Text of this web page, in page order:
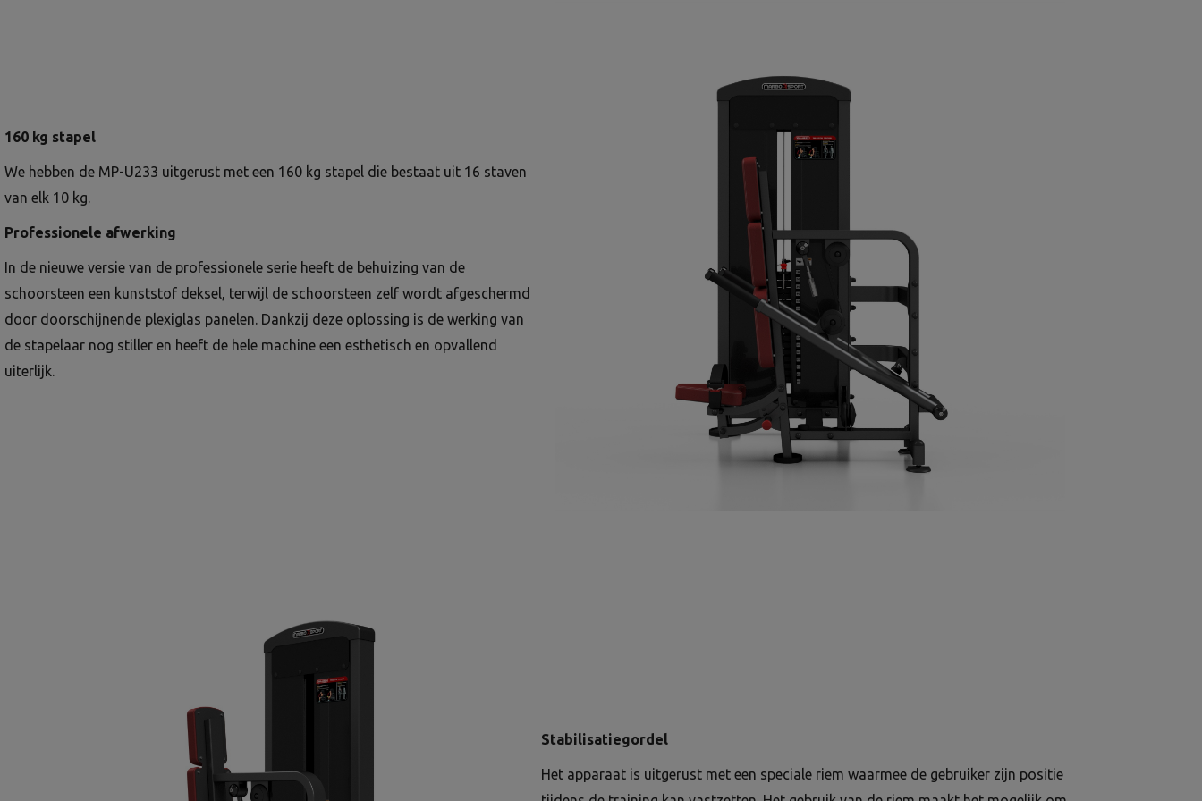
160 kg stapel
We hebben de MP-U233 uitgerust met een 160 kg stapel die bestaat uit 16 staven
van elk 10 kg.
Professionele afwerking
In de nieuwe versie van de professionele serie heeft de behuizing van de
schoorsteen een kunststof deksel, terwijl de schoorsteen zelf wordt afgeschermd
door doorschijnende plexiglas panelen. Dankzij deze oplossing is de werking van
de stapelaar nog stiller en heeft de hele machine een esthetisch en opvallend
uiterlijk.
Stabilisatiegordel
Het apparaat is uitgerust met een speciale riem waarmee de gebruiker zijn positie